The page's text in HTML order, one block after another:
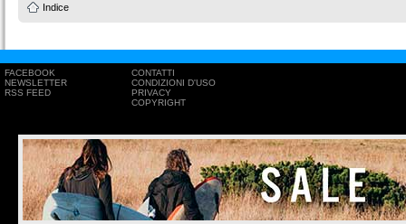
Indice
FACEBOOK
NEWSLETTER
RSS FEED
CONTATTI
CONDIZIONI D'USO
PRIVACY
COPYRIGHT